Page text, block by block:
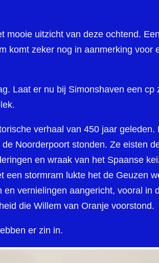
mooie uitzicht van deze ochtend.
komt zeker nog in aanmerking voor
Laat er nu bij Simonshaven een cp
verhaal van 450 jaar
Noorderpoort stonden. Ze eisten
en wraak van het Spaanse
een stormram lukte het de Geuzen
vernielingen aangericht, vooral in
die Willem van Oranje voorstond.
er zin in.